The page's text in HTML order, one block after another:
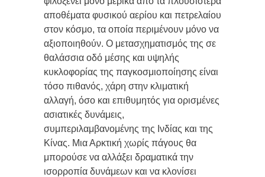
αποθέματα φυσικού αερίου και πετρελαίου
στον κόσμο, τα οποία περιμένουν μόνο να
αξιοποιηθούν. Ο μετασχηματισμός της σε
θαλάσσια οδό μέσης και υψηλής
κυκλοφορίας της παγκοσμιοποίησης είναι
τόσο πιθανός, χάρη στην κλιματική
αλλαγή, όσο και επιθυμητός για ορισμένες
ασιατικές δυνάμεις,
συμπεριλαμβανομένης της Ινδίας και της
Κίνας. Μια Αρκτική χωρίς πάγους θα
μπορούσε να αλλάξει δραματικά την
ισορροπία δυνάμεων και να κλονίσει